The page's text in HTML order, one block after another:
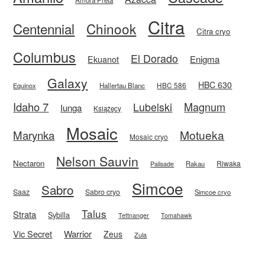
Centennial Chinook Citra Citra cryo
Columbus Ekuanot El Dorado Enigma
Equinox Galaxy Hallertau Blanc HBC 586 HBC 630
Idaho 7 Iunga Książęcy Lubelski
Magnum
Marynka
Mosaic Mosaic cryo Motueka
Nectaron Nelson Sauvin Palisade Rakau Riwaka
Saaz Sabro Sabro cryo Simcoe Simcoe cryo
Strata Sybilla Talus Tettnanger Tomahawk
Vic Secret Warrior Zeus Zula